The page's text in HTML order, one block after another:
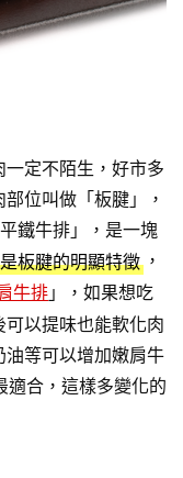
定不陌生，好市多
位叫做「板腱」，
鐵牛排」，是一塊
板腱的明顯特徵 ，
牛排 」，如果想吃
以提味也能軟化肉
油等可以增加嫩肩牛
適合，這樣多變化的